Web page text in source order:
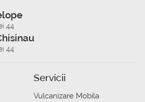
44
44
Servicii
Vulcanizare Mobila